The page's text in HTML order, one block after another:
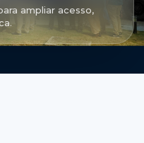
ampliar acesso,